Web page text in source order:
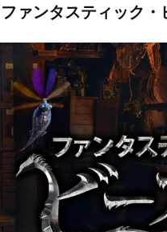
ファンタスティック